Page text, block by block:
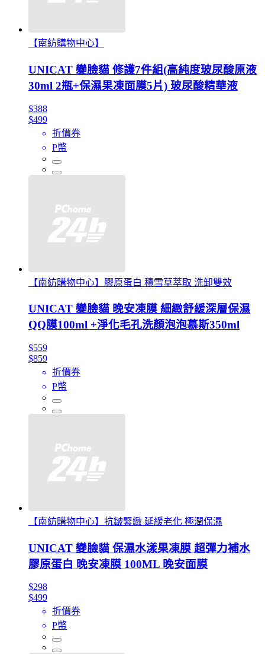
【南紡購物中心】
UNICAT 變臉貓 修護7件組(高純度玻尿酸原液
30ml 2瓶+保濕果凍面膜5片) 玻尿酸精華液
$388
$499
折價券
P幣
【南紡購物中心】膠原蛋白 積雪草萃取 洗卸雙效
UNICAT 變臉貓 晚安凍膜 細緻舒緩深層保濕
QQ膜100ml +淨化毛孔洗顏泡泡慕斯350ml
$559
$859
折價券
P幣
【南紡購物中心】抗皺緊緻 延緩老化 極潤保濕
UNICAT 變臉貓 保濕水漾果凍膜 超彈力補水
膠原蛋白 晚安凍膜 100ML 晚安面膜
$298
$499
折價券
P幣